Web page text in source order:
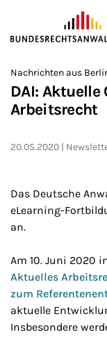
ZUM
Sie befinden sich
>
Startseite
>
Nachrichten aus
DAI: Aktuelle
Arbeitsrecht
20.05.2020
Das Deutsche
eLearning-
an.
Am 10. Juni 2020
Aktuelles
zum
aktuelle
Insbesondere